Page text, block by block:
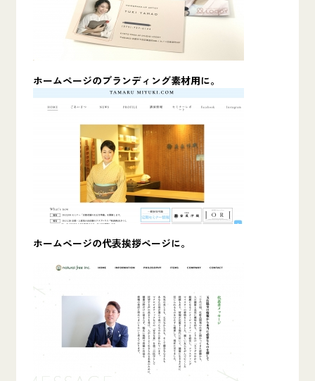
ホームページのブランディング素材用に。
ホームページの代表挨拶ページに。